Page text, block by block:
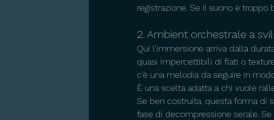
registrazione. Se il suono è
2. Ambient orchestrale a
Qui l'immersione arriva dalla
quasi impercettibili di fiati o
c'è una melodia da seguire in
È una scelta adatta a chi vuole
Se ben costruita, questa forma di
fase di decompressione serale.